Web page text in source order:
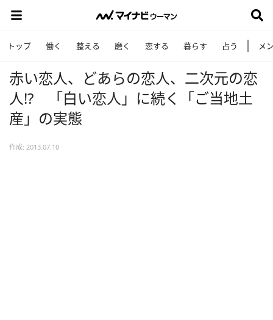
トップ 働く 整える 磨く 恋する 暮らす 占う メ
赤い恋人、どあらの恋人、二次元の恋
人!? 「白い恋人」に続く「ご当地土
産」の実態
作成: 2013.07.10